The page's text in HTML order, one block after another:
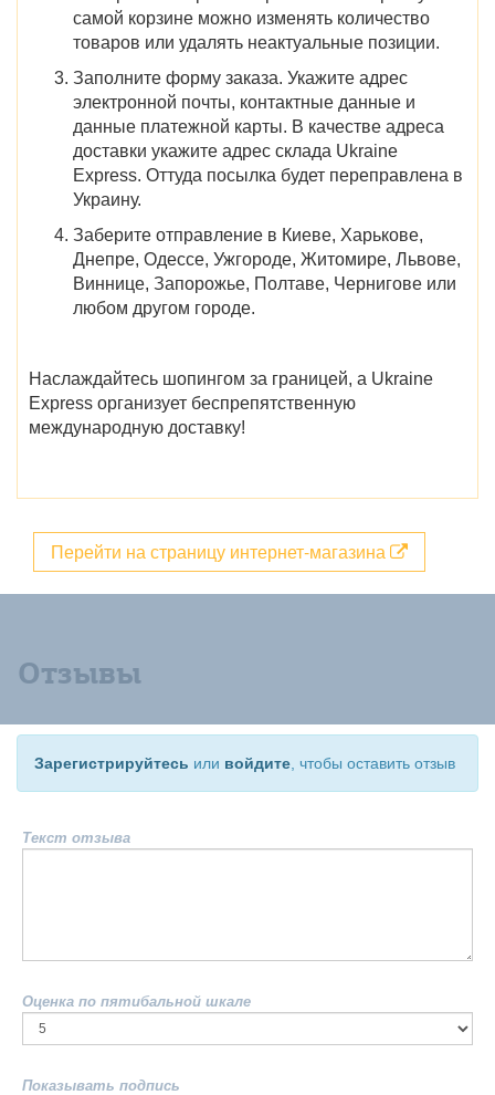
самой корзине можно изменять количество
товаров или удалять неактуальные позиции.
Заполните форму заказа. Укажите адрес
электронной почты, контактные данные и
данные платежной карты. В качестве адреса
доставки укажите адрес склада Ukraine
Express. Оттуда посылка будет переправлена в
Украину.
Заберите отправление в Киеве, Харькове,
Днепре, Одессе, Ужгороде, Житомире, Львове,
Виннице, Запорожье, Полтаве, Чернигове или
любом другом городе.
Наслаждайтесь шопингом за границей, а Ukraine
Express организует беспрепятственную
международную доставку!
Перейти на страницу интернет-магазина
Отзывы
Зарегистрируйтесь или войдите , чтобы оставить отзыв
Текст отзыва
Оценка по пятибальной шкале
Показывать подпись